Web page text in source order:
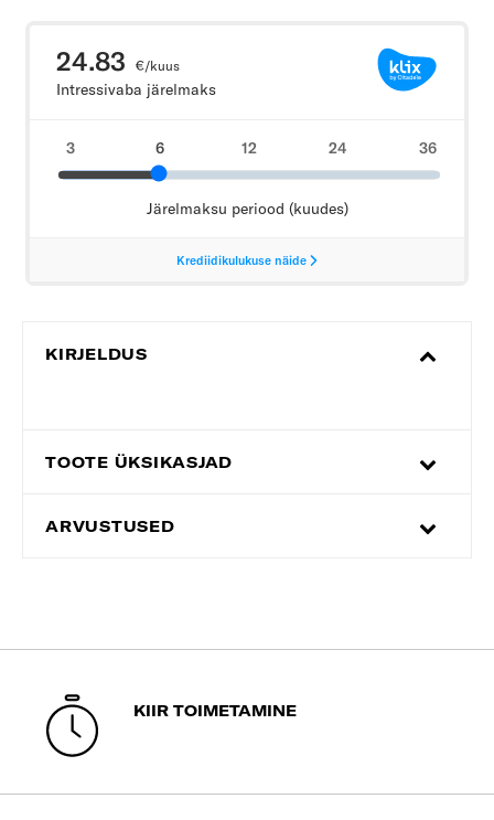
KIRJELDUS
TOOTE ÜKSIKASJAD
ARVUSTUSED
KIIR TOIMETAMINE